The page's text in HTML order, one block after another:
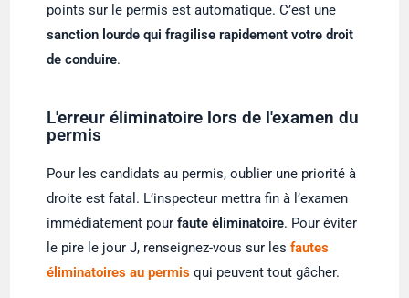
points sur le permis est automatique. C’est une
sanction lourde qui fragilise rapidement votre droit
de conduire.
L'erreur éliminatoire lors de l'examen du
permis
Pour les candidats au permis, oublier une priorité à
droite est fatal. L’inspecteur mettra fin à l’examen
immédiatement pourfaute éliminatoire. Pour éviter
le pire le jour J, renseignez-vous sur lesfautes
éliminatoires au permis qui peuvent tout gâcher.